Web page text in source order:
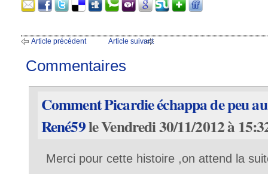
Article précédent Article suivant
Commentaires
Comment Picardie échappa de peu
René59le Vendredi 30/11/2012 à
Merci pour cette histoire ,on attend la